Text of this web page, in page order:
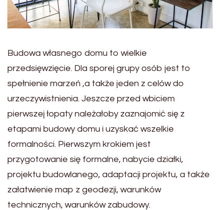
Budowa własnego domu to wielkie
przedsięwzięcie. Dla sporej grupy osób jest to
spełnienie marzeń ,a także jeden z celów do
urzeczywistnienia. Jeszcze przed wbiciem
pierwszej łopaty należałoby zaznajomić się z
etapami budowy domu i uzyskać wszelkie
formalności. Pierwszym krokiem jest
przygotowanie się formalne, nabycie działki,
projektu budowlanego, adaptacji projektu, a także
załatwienie map z geodezji, warunków
technicznych, warunków zabudowy.